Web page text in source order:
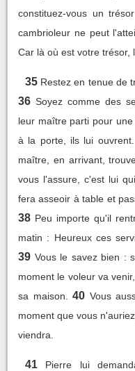
constituez-vous un
cambrioleur ne peut
Car là où est votre trésor,
35 Restez en tenue de
36 Soyez comme des
leur maître parti pour
à la porte, ils lui ouvrent.
maître, en arrivant,
vous l'assure, c'est lui
fera asseoir à table et
38 Peu importe qu'il
matin : Heureux ces
39 Vous le savez bien :
moment le voleur va
sa maison.
40 Vous
moment que vous
viendra.
41
Pierre lui